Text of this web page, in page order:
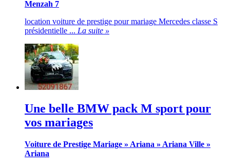
Menzah 7
location voiture de prestige pour mariage Mercedes classe S
présidentielle ... La suite »
Une belle BMW pack M sport pour
vos mariages
Voiture de Prestige Mariage » Ariana » Ariana Ville »
Ariana